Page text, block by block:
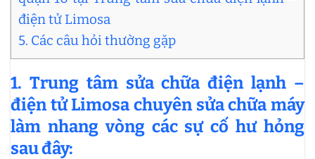
điện tử Limosa
5. Các câu hỏi thường gặp
1. Trung tâm sửa chữa điện lạnh –
điện tử Limosa chuyên sửa chữa máy
làm nhang vòng các sự cố hư hỏng
sau đây: